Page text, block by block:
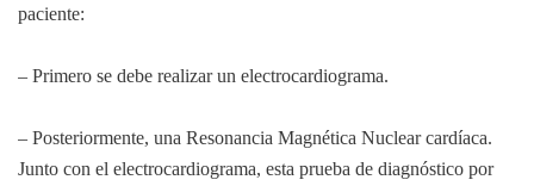
paciente:
– Primero se debe realizar un electrocardiograma.
– Posteriormente, una Resonancia Magnética Nuclear cardíaca.
Junto con el electrocardiograma, esta prueba de diagnóstico por